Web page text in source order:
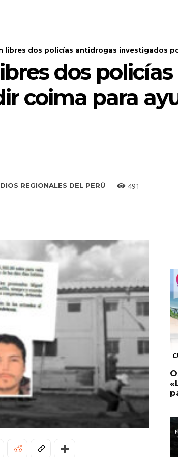
libres dos policías antidrogas investigados
dos
coima para
REGIONALES DEL PERÚ 491